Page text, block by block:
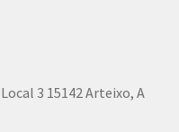
3 15142 Arteixo, A